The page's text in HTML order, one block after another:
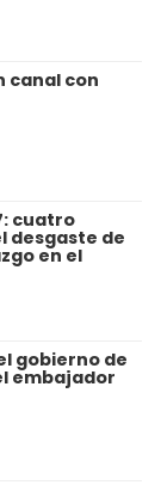
canal con
cuatro
desgaste de
en el
gobierno de
embajador